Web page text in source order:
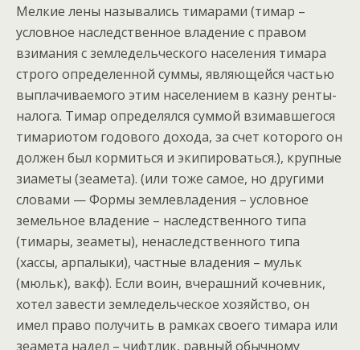
Мелкие лены назывались тимарами (тимар –
условное наследственное владение с правом
взимания с земледельческого населения тимара
строго определенной суммы, являющейся частью
выплачиваемого этим населением в казну ренты-
налога. Тимар определялся суммой взимавшегося
тимариотом годового дохода, за счет которого он
должен был кормиться и экипироваться.), крупные
зиаметы (зеамета). (или тоже самое, но другими
словами — Формы землевладения – условное
земельное владение – наследственного типа
(тимары, зеаметы), ненаследственного типа
(хассы, арпалыки), частные владения – мульк
(мюльк), вакф). Если воин, вчерашний кочевник,
хотел завести земледельческое хозяйство, он
имел право получить в рамках своего тимара или
зеамета надел – чифтлик, равный обычному